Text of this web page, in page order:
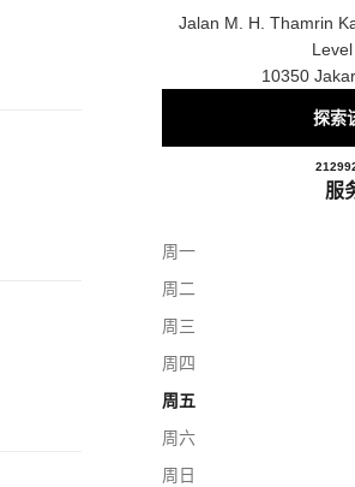
Jalan M. H. Thamrin
Level
10350
探索
服
周一
周二
周三
周四
周五
周六
周日